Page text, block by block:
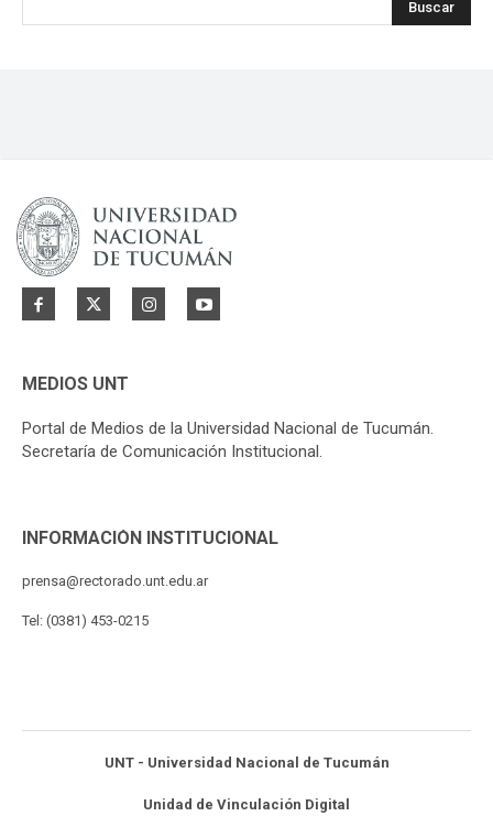
Buscar
MEDIOS UNT
Portal de Medios de la Universidad Nacional de Tucumán.
Secretaría de Comunicación Institucional.
INFORMACIÓN INSTITUCIONAL
prensa@rectorado.unt.edu.ar
Tel: (0381) 453-0215
UNT - Universidad Nacional de Tucumán
Unidad de Vinculación Digital